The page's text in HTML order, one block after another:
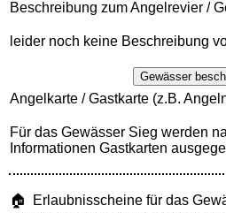
Beschreibung zum Angelrevier /
leider noch keine Beschreibung
Gewässer
Angelkarte / Gastkarte (z.B.
Für das Gewässer Sieg werden
Informationen Gastkarten
🏠 Erlaubnisscheine für das